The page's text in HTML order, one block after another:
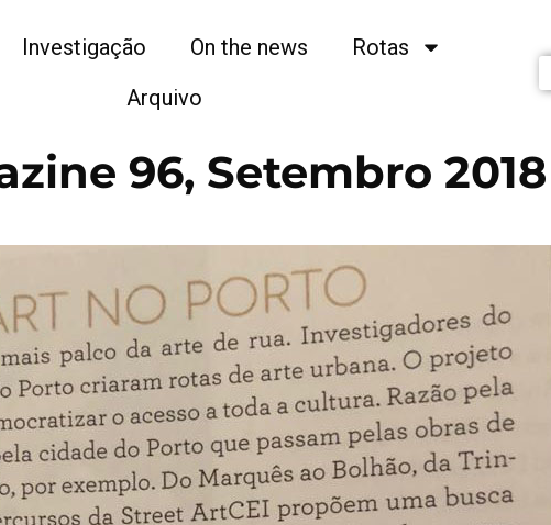
Investigação On the news
Rotas
Arquivo
96, Setembro 2018